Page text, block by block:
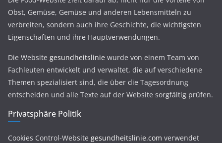
Obst, Gemüse, Gemüse und anderen Lebensmitteln zu
verbreiten, sondern auch ihre Geschichte, die wichtigsten
Eigenschaften und ihre Hauptverwendungen.
Die Website gesundheitslinie wurde von einem Team von
Fachleuten entwickelt und verwaltet, die auf verschiedene
Themen spezialisiert sind, die über die Tagesordnung
entscheiden und alle Texte auf der Website sorgfältig prüfen.
Privatsphäre Politik
Cookies Control-Website gesundheitslinie.com verwendet